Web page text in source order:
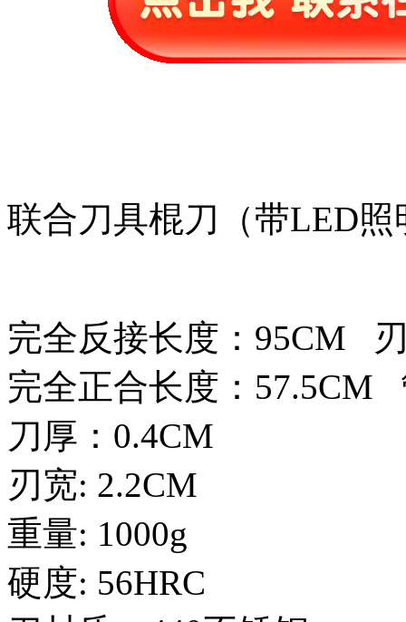
联合刀具棍刀（带LED照
完全反接长度：95CM
完全正合长度：57.5CM
刀厚：0.4CM
刃宽: 2.2CM
重量: 1000g
硬度: 56HRC